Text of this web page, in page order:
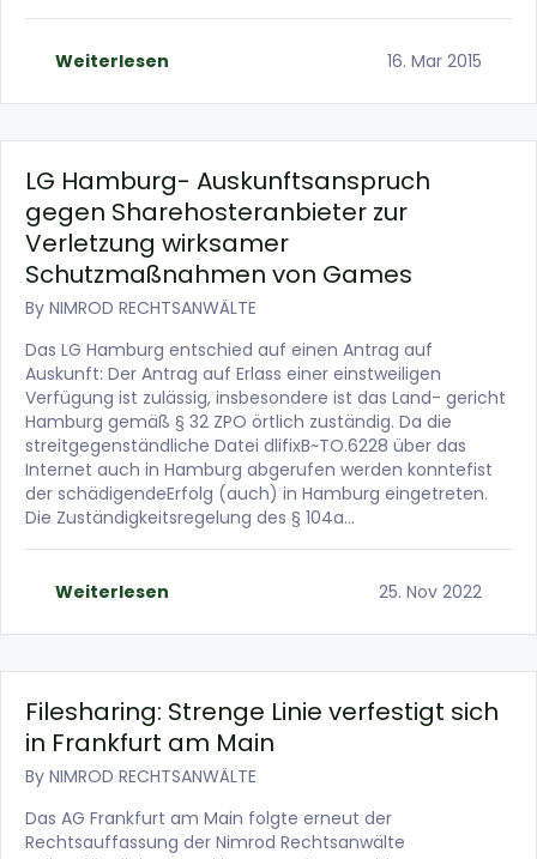
Weiterlesen 16. Mar 2015
LG Hamburg- Auskunftsanspruch
gegen Sharehosteranbieter zur
Verletzung wirksamer
Schutzmaßnahmen von Games
By NIMROD RECHTSANWÄLTE
Das LG Hamburg entschied auf einen Antrag auf
Auskunft: Der Antrag auf Erlass einer einstweiligen
Verfügung ist zulässig, insbesondere ist das Land- gericht
Hamburg gemäß § 32 ZPO örtlich zuständig. Da die
streitgegenständliche Datei dlifixB~TO.6228 über das
Internet auch in Hamburg abgerufen werden konntefist
der schädigendeErfolg (auch) in Hamburg eingetreten.
Die Zuständigkeitsregelung des § 104a…
Weiterlesen 25. Nov 2022
Filesharing: Strenge Linie verfestigt sich
in Frankfurt am Main
By NIMROD RECHTSANWÄLTE
Das AG Frankfurt am Main folgte erneut der
Rechtsauffassung der Nimrod Rechtsanwälte